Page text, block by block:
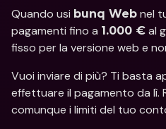
Quando usi bunq Web nel
pagamenti fino a 1.000 € al
fisso per la versione web e
Vuoi inviare di più? Ti basta
effettuare il pagamento da lì.
comunque i limiti del tuo